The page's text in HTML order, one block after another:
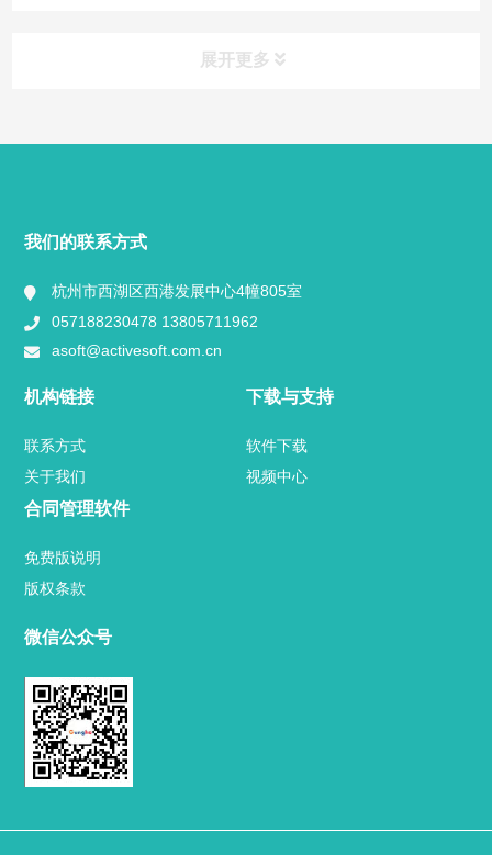
展开更多
工程案例
问答
厂区介绍
用户案例
关于我们
联系方式
我们的联系方式
杭州市西湖区西港发展中心4幢805室
057188230478 13805711962
asoft@activesoft.com.cn
机构链接
联系方式
关于我们
下载与支持
软件下载
视频中心
合同管理软件
免费版说明
版权条款
微信公众号